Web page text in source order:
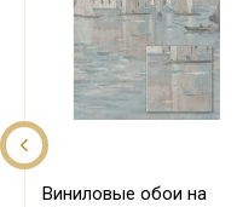
Виниловые обои на